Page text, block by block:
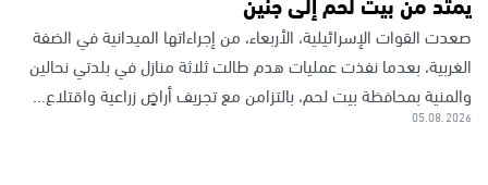
صعدت القوات الإسرائيلية، الأربعاء، من إجراءاتها الميدانية في الضفة
الغربية، بعدما نفذت عمليات هدم طالت ثلاثة منازل في بلدتي نحالين
والمنية بمحافظة بيت لحم، بالتزامن مع تجريف أراضٍ زراعية واقتلاع...
05.08.2026